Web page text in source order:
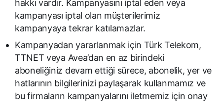
hakkı vardır. Kampanyasını iptal eden veya
kampanyası iptal olan müşterilerimiz
kampanyaya tekrar katılamazlar.
Kampanyadan yararlanmak için Türk Telekom,
TTNET veya Avea’dan en az birindeki
aboneliğiniz devam ettiği sürece, abonelik, yer ve
hatlarının bilgilerinizi paylaşarak kullanmamız ve
bu firmaların kampanyalarını iletmemiz için onay